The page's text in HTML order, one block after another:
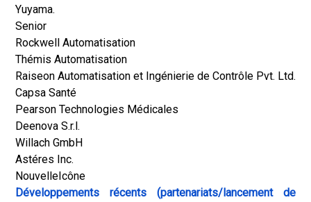
Yuyama.
Senior
Rockwell Automatisation
Thémis Automatisation
Raiseon Automatisation et Ingénierie de Contrôle Pvt. Ltd.
Capsa Santé
Pearson Technologies Médicales
Deenova S.r.l.
Willach GmbH
Astéres Inc.
NouvelleIcône
Développements récents (partenariats/lancement de